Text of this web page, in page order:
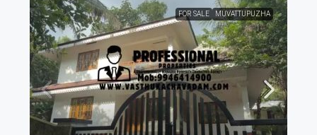
FOR SALE MUVATTUPUZHA